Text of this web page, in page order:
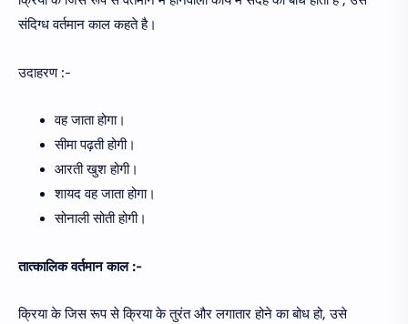
संदिग्ध वर्तमान काल कहते है।
उदाहरण :-
वह जाता होगा।
सीमा पढ़ती होगी।
आरती खुश होगी।
शायद वह जाता होगा।
सोनाली सोती होगी।
तात्कालिक वर्तमान काल :-
क्रिया के जिस रूप से क्रिया के तुरंत और लगातार होने का बोध हो, उसे